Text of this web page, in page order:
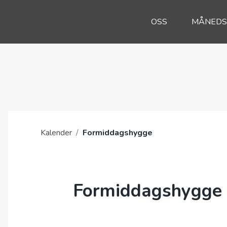
OSS
Kalender / Formiddagshygge
Formiddagshygge